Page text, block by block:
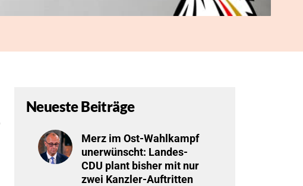
Neueste Beiträge
Merz im Ost-Wahlkampf
unerwünscht: Landes-
CDU plant bisher mit nur
zwei Kanzler-Auftritten